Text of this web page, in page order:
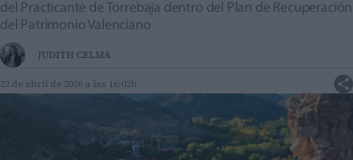
del Practicante de Torrebaja dentro del Plan de Recuperación
del Patrimonio Valenciano
JUDITH CELMA
22 de abril de 2026 a las 16:02h